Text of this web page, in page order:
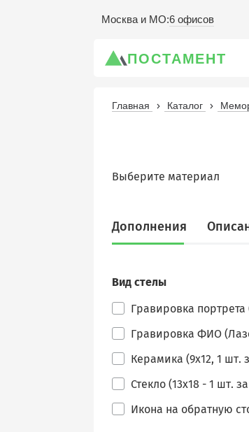
Москва и МО:6 офисов
ПОСТАМЕНТ
Главная Каталог
Выберите материал
Дополнения
Вид стелы
Гравировка
Гравировка ФИО
Керамика (9х12, 1 шт.
Стекло (13х18 - 1 шт.
Икона на обратную